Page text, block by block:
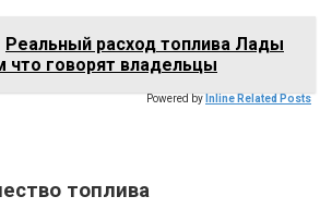
Реальный расход топлива Лады
что говорят владельцы
Powered by Inline Related Posts
топлива